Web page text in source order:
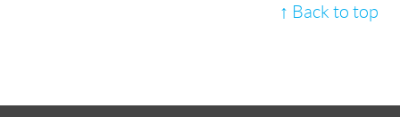
↑ Back to top